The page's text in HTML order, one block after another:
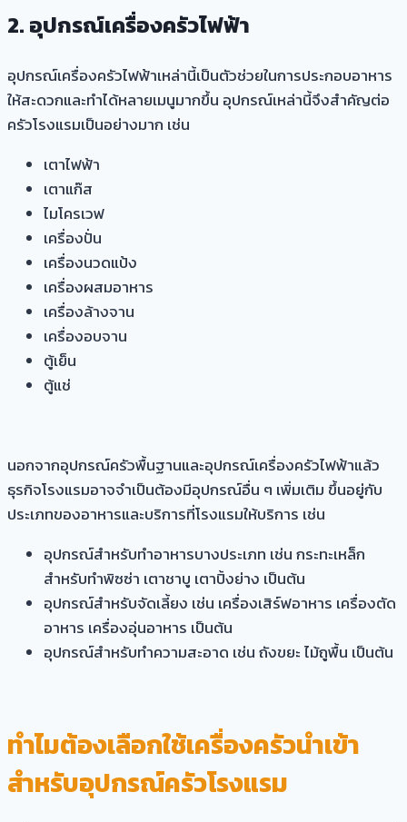
2. อุปกรณ์เครื่องครัวไฟฟ้า
อุปกรณ์เครื่องครัวไฟฟ้าเหล่านี้เป็นตัวช่วยในการประกอบอาหาร
ให้สะดวกและทำได้หลายเมนูมากขึ้น อุปกรณ์เหล่านี้จึงสำคัญต่อ
ครัวโรงแรมเป็นอย่างมาก เช่น
เตาไฟฟ้า
เตาแก๊ส
ไมโครเวฟ
เครื่องปั่น
เครื่องนวดแป้ง
เครื่องผสมอาหาร
เครื่องล้างจาน
เครื่องอบจาน
ตู้เย็น
ตู้แช่
นอกจากอุปกรณ์ครัวพื้นฐานและอุปกรณ์เครื่องครัวไฟฟ้าแล้ว
ธุรกิจโรงแรมอาจจำเป็นต้องมีอุปกรณ์อื่น ๆ เพิ่มเติม ขึ้นอยู่กับ
ประเภทของอาหารและบริการที่โรงแรมให้บริการ เช่น
อุปกรณ์สำหรับทำอาหารบางประเภท เช่น กระทะเหล็ก
สำหรับทำพิซซ่า เตาชาบู เตาปิ้งย่าง เป็นต้น
อุปกรณ์สำหรับจัดเลี้ยง เช่น เครื่องเสิร์ฟอาหาร เครื่องตัด
อาหาร เครื่องอุ่นอาหาร เป็นต้น
อุปกรณ์สำหรับทำความสะอาด เช่น ถังขยะ ไม้ถูพื้น เป็นต้น
ทำไมต้องเลือกใช้เครื่องครัวนำเข้า
สำหรับอุปกรณ์ครัวโรงแรม